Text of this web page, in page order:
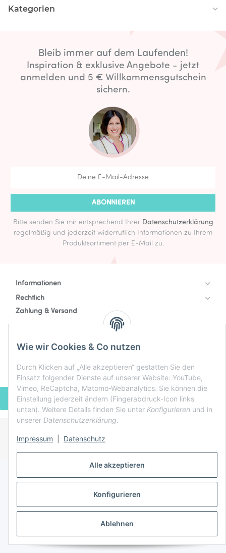
Alle akzeptieren
Konfigurieren
Ablehnen
Wie wir Cookies & Co nutzen
Durch Klicken auf „Alle akzeptieren“ gestatten Sie den
Einsatz folgender Dienste auf unserer Website: YouTube,
Vimeo, ReCaptcha, Matomo-Webanalytics. Sie können die
Einstellung jederzeit ändern (Fingerabdruck-Icon links
unten). Weitere Details finden Sie unter Konfigurieren und in
unserer Datenschutzerklärung.
Impressum Datenschutz
Kategorien
Bleib immer auf dem Laufenden!
Inspiration & exklusive Angebote - jetzt
anmelden und 5 € Willkommensgutschein
sichern.
ABONNIEREN
Bitte senden Sie mir entsprechend Ihrer Datenschutzerklärung
regelmäßig und jederzeit widerruflich Informationen zu Ihrem
Produktsortiment per E-Mail zu.
Informationen
Rechtlich
Zahlung & Versand
VERTRAG WIDERRUFEN
* Alle Preise inkl. gesetzlicher USt., zzgl.
Powered byJTL-Shop